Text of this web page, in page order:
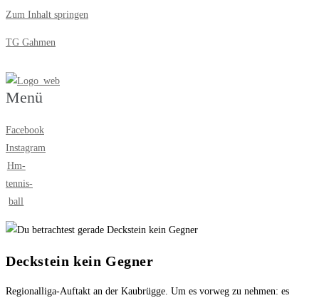
Zum Inhalt springen
TG Gahmen
Menü
Facebook
Instagram
Hm-
tennis-
ball
Deckstein kein Gegner
Regionalliga-Auftakt an der Kaubrügge. Um es vorweg zu nehmen: es